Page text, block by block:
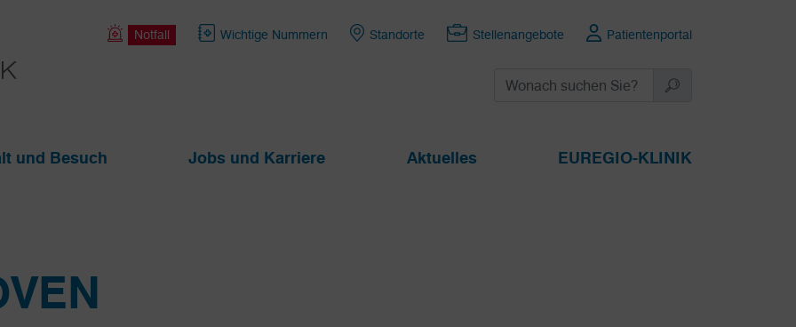
Notfall Wichtige Nummern Standorte Stellenangebote Patientenportal
und Besuch Jobs und Karriere Aktuelles EUREGIO-KLINIK